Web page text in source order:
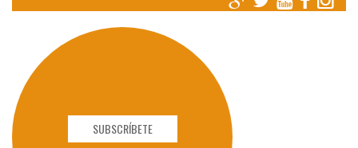
SUBSCRÍBETE